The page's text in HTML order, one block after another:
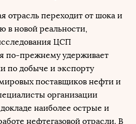
отрасль переходит от шока и
в новой реальности,
ЦСП
по-прежнему удерживает
по добыче и экспорту
поставщиков нефти и
организации
наиболее острые и
нефтегазовой отрасли. В